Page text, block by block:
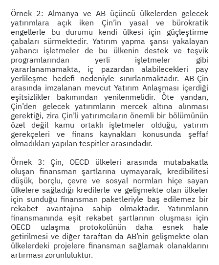
Örnek 2: Almanya ve AB üçüncü ülkelerden gelecek
yatırımlara açık iken Çin’in yasal ve bürokratik
engellerle bu durumu kendi ülkesi için güçleştirme
çabaları sürmektedir. Yatırım yapma şansı yakalayan
yabancı işletmeler de bu ülkenin destek ve teşvik
programlarından yerli işletmeler gibi
yararlanamamakta, iç pazardan alabilecekleri pay
yerlileşme hedefi nedeniyle sınırlanmaktadır. AB-Çin
arasında imzalanan mevcut Yatırım Anlaşması içerdiği
eşitsizlikler bakımından yenilenmelidir. Öte yandan,
Çin’den gelecek yatırımların mercek altına alınması
gerektiği, zira Çin’li yatırımcıların önemli bir bölümünün
özel değil kamu ortaklı işletmeler olduğu, yatırım
gerekçeleri ve finans kaynakları konusunda şeffaf
olmadıkları yapılan tespitler arasındadır.
Örnek 3: Çin, OECD ülkeleri arasında mutabakatla
oluşan finansman şartlarına uymayarak, kredibilitesi
düşük, borçlu, çevre ve sosyal normları hiçe sayan
ülkelere sağladığı kredilerle ve gelişmekte olan ülkeler
için sunduğu finansman paketleriyle baş edilemez bir
rekabet avantajına sahip olmaktadır. Yatırımların
finansmanında eşit rekabet şartlarının oluşması için
OECD uzlaşma protokolünün daha esnek hale
getirilmesi ve diğer taraftan da AB’nin gelişmekte olan
ülkelerdeki projelere finansman sağlamak olanaklarını
artırması zorunluluktur.